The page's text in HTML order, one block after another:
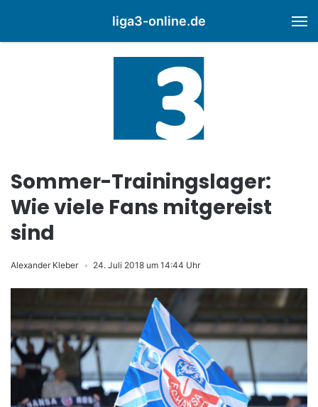
liga3-online.de
Sommer-Trainingslager:
Wie viele Fans mitgereist
sind
Alexander Kleber 24. Juli 2018 um 14:44 Uhr